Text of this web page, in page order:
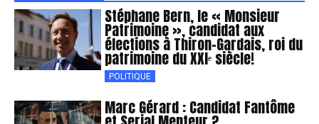
Stéphane Bern, le « Monsieur
Patrimoine », candidat aux
élections à Thiron-Gardais, roi du
patrimoine du XXIᵉ siècle!
POLITIQUE
Marc Gérard : Candidat Fantôme